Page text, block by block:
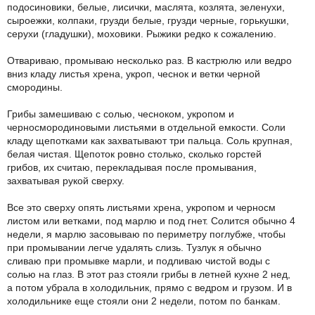
подосиновики, белые, лисички, маслята, козлята, зеленухи,
сыроежки, колпаки, грузди белые, грузди черные, горькушки,
серухи (гладушки), моховики. Рыжики редко к сожалению.
Отвариваю, промываю несколько раз. В кастрюлю или ведро
вниз кладу листья хрена, укроп, чеснок и ветки черной
смородины.
Грибы замешиваю с солью, чесноком, укропом и
черносмородиновыми листьями в отдельной емкости. Соли
кладу щепотками как захватывают три пальца. Соль крупная,
белая чистая. Щепоток ровно столько, сколько горстей
грибов, их считаю, перекладывая после промывания,
захватывая рукой сверху.
Все это сверху опять листьями хрена, укропом и черносм
листом или ветками, под марлю и под гнет. Солится обычно 4
недели, я марлю засовываю по периметру поглубже, чтобы
при промывании легче удалять слизь. Тузлук я обычно
сливаю при промывке марли, и подливаю чистой воды с
солью на глаз. В этот раз стояли грибы в летней кухне 2 нед,
а потом убрала в холодильник, прямо с ведром и грузом. И в
холодильнике еще стояли они 2 недели, потом по банкам.